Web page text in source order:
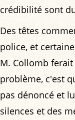
crédibilité sont
Des têtes
police, et
M. Collomb
problème, c'est
pas dénoncé et
silences et des